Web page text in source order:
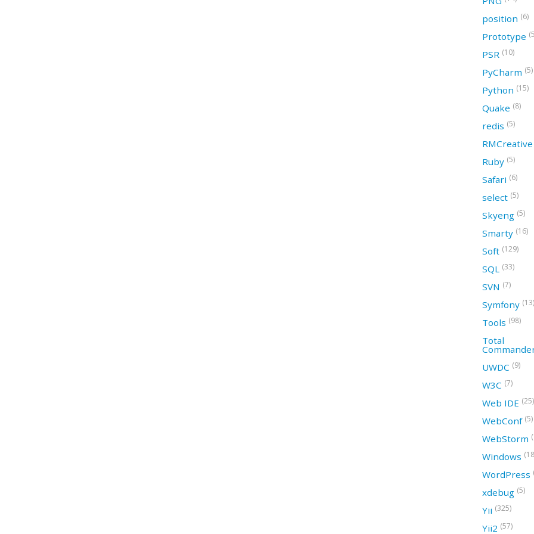
position (6)
Prototype
PSR (10)
PyCharm (5)
Python (15)
Quake (8)
redis (5)
RMCreative
Ruby (5)
Safari (6)
select (5)
Skyeng (5)
Smarty (16)
Soft (129)
SQL (33)
SVN (7)
Symfony (13)
Tools (98)
Total
UWDC (9)
W3C (7)
Web IDE (25)
WebConf (5)
WebStorm
Windows
WordPress
xdebug (5)
Yii (325)
Yii2 (57)